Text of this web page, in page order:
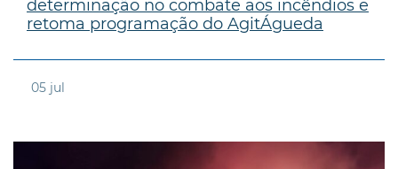
determinação no combate aos incêndios e
retoma programação do AgitÁgueda
05 jul